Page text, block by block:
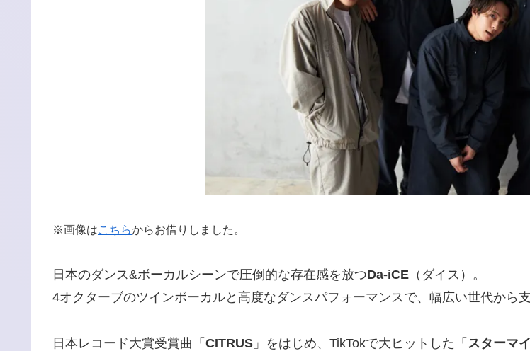
※画像はこちらからお借りしました。
日本のダンス&ボーカルシーンで圧倒的な存在感を放つDa-iCE （ダイス）。
4オクターブのツインボーカルと高度なダンスパフォーマンスで、幅広い世代から
日本レコード大賞受賞曲「 CITRUS 」をはじめ、TikTokで大ヒットした「 スターマ